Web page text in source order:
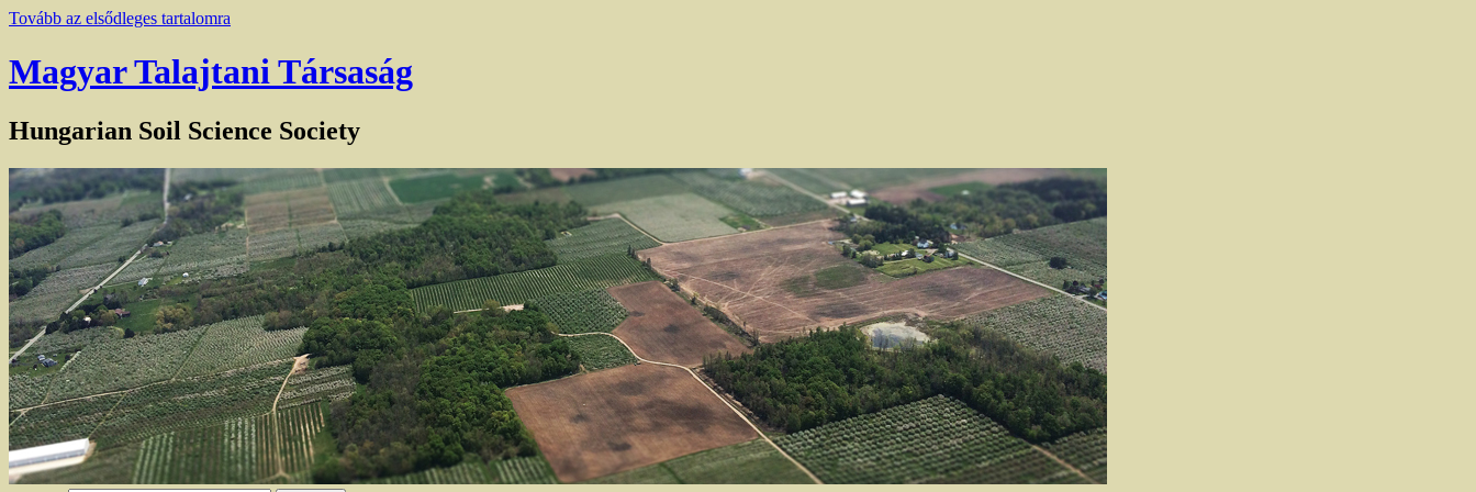
Tovább az elsődleges tartalomra
Magyar Talajtani Társaság
Hungarian Soil Science Society